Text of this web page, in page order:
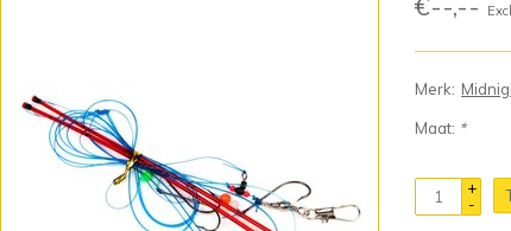
Merk:
Maat: *
+
-